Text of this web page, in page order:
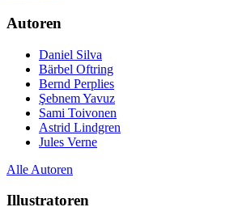
Autoren
Daniel Silva
Bärbel Oftring
Bernd Perplies
Şebnem Yavuz‎
Sami Toivonen
Astrid Lindgren
Jules Verne
Alle Autoren
Illustratoren